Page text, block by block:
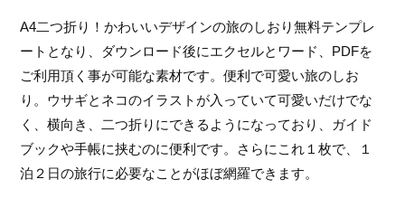
A4二つ折り！かわいいデザインの旅のしおり無料テンプレ
ートとなり、ダウンロード後にエクセルとワード、PDFを
ご利用頂く事が可能な素材です。便利で可愛い旅のしお
り。ウサギとネコのイラストが入っていて可愛いだけでな
く、横向き、二つ折りにできるようになっており、ガイド
ブックや手帳に挟むのに便利です。さらにこれ１枚で、１
泊２日の旅行に必要なことがほぼ網羅できます。